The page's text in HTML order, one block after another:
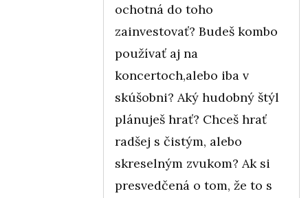
ochotná do toho
zainvestovať? Budeš kombo
používať aj na
koncertoch,alebo iba v
skúšobni? Aký hudobný štýl
plánuješ hrať? Chceš hrať
radšej s čistým, alebo
skreselným zvukom? Ak si
presvedčená o tom, že to s